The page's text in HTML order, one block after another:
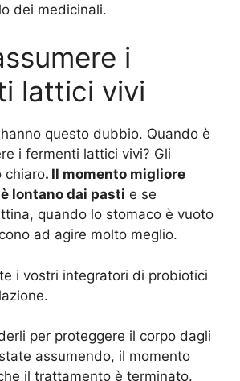
dei medicinali.
i
lattici vivi
questo dubbio. Quando è
i fermenti lattici vivi? Gli
chiaro. Il momento migliore
lontano dai pasti e se
quando lo stomaco è vuoto
ad agire molto meglio.
i vostri integratori di probiotici
per proteggere il corpo dagli
assumendo, il momento
il trattamento è terminato.